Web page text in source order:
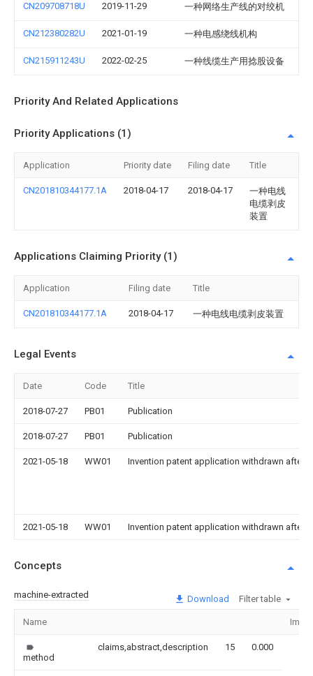
CN209708718U 2019-11-29 一种网络生产线的对绞机
CN212380282U 2021-01-19 一种电感绕线机构
CN215911243U 2022-02-25 一种线缆生产用捻股设备
Priority And Related Applications
Priority Applications (1)
Application Priority date Filing date Title
CN201810344177.1A 2018-04-17 2018-04-17
一种电线
电缆剥皮
装置
Applications Claiming Priority (1)
Application Filing date Title
CN201810344177.1A 2018-04-17 一种电线电缆剥皮装置
Legal Events
Date Code Title
2018-07-27 PB01 Publication
2018-07-27 PB01 Publication
2021-05-18 WW01 Invention patent application withdrawn after
2021-05-18 WW01 Invention patent application withdrawn after
Concepts
machine-extracted Download Filter table
Name
method
claims,abstract,description 15 0.000